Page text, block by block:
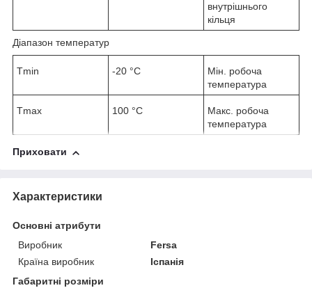
внутрішнього
кільця
Діапазон температур
Tmin -20 °C
Мін. робоча
температура
Tmax 100 °C
Макс. робоча
температура
Приховати
Характеристики
Основні атрибути
Виробник
Fersa
Країна виробник
Іспанія
Габаритні розміри